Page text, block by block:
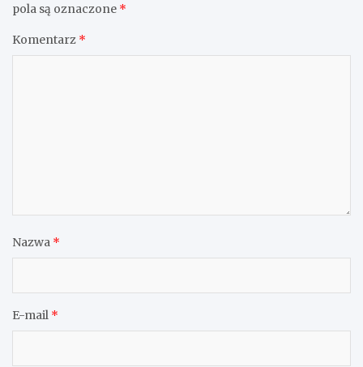
pola są oznaczone *
Komentarz *
Nazwa *
E-mail *